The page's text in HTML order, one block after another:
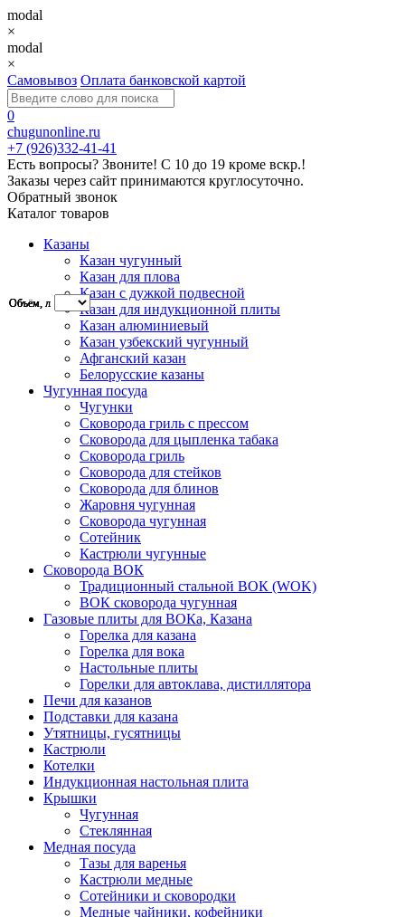
modal
×
modal
×
Самовывоз Оплата банковской картой
0
chugunonline.ru
+7 (926)332-41-41
Есть вопросы? Звоните! С 10 до 19 кроме вскр.!
Заказы через сайт принимаются круглосуточно.
Обратный звонок
Каталог товаров
Казаны
Казан чугунный
Казан для плова
Казан с дужкой подвесной
Казан для индукционной плиты
Казан алюминиевый
Казан узбекский чугунный
Афганский казан
Белорусские казаны
Чугунная посуда
Чугунки
Сковорода гриль с прессом
Сковорода для цыпленка табака
Сковорода гриль
Сковорода для стейков
Сковорода для блинов
Жаровня чугунная
Сковорода чугунная
Сотейник
Кастрюли чугунные
Сковорода ВОК
Традиционный стальной ВОК (WOK)
ВОК сковорода чугунная
Газовые плиты для ВОКа, Казана
Горелка для казана
Горелка для вока
Настольные плиты
Горелки для автоклава, дистиллятора
Печи для казанов
Подставки для казана
Утятницы, гусятницы
Кастрюли
Котелки
Индукционная настольная плита
Крышки
Чугунная
Стеклянная
Медная посуда
Тазы для варенья
Кастрюли медные
Сотейники и сковородки
Медные чайники, кофейники
Объем, л
Объем, л
Объём, л
Объем, л